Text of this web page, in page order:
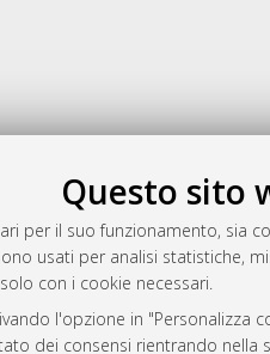
Questo sito
per il suo funzionamento,
usati per analisi statistiche,
con i cookie necessari.
l'opzione in
dei consensi rientrando
implementato e gestito da
Cookie